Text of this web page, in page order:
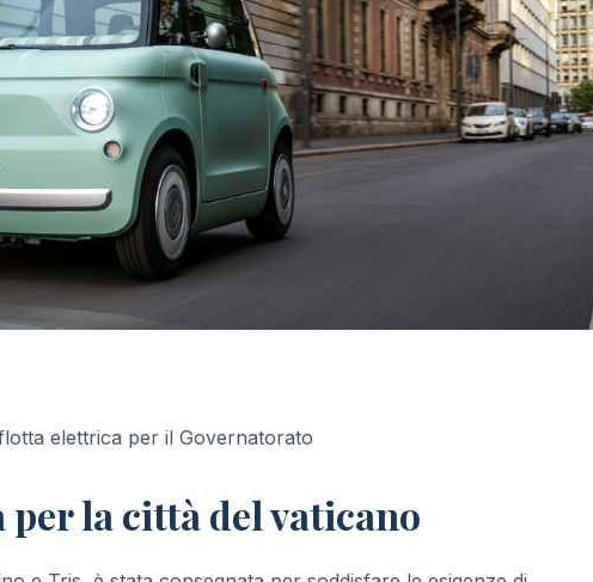
elettrica per il Governatorato
la città del vaticano